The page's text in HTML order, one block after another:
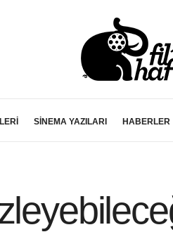
SİNEMA YAZILARI HABERLER